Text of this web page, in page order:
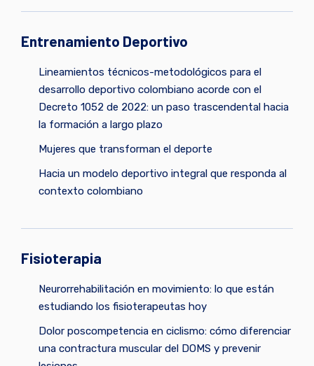
Entrenamiento Deportivo
Lineamientos técnicos-metodológicos para el
desarrollo deportivo colombiano acorde con el
Decreto 1052 de 2022: un paso trascendental hacia
la formación a largo plazo
Mujeres que transforman el deporte
Hacia un modelo deportivo integral que responda al
contexto colombiano
Fisioterapia
Neurorrehabilitación en movimiento: lo que están
estudiando los fisioterapeutas hoy
Dolor poscompetencia en ciclismo: cómo diferenciar
una contractura muscular del DOMS y prevenir